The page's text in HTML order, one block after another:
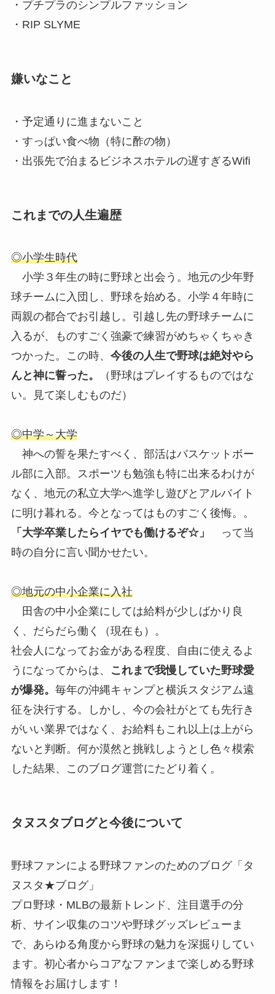
・プチプラのシンプルファッション
・RIP SLYME
嫌いなこと
・予定通りに進まないこと
・すっぱい食べ物（特に酢の物）
・出張先で泊まるビジネスホテルの遅すぎるWifi
これまでの人生遍歴
◎小学生時代
小学３年生の時に野球と出会う。地元の少年野
球チームに入団し、野球を始める。小学４年時に
両親の都合でお引越し。引越し先の野球チームに
入るが、ものすごく強豪で練習がめちゃくちゃき
つかった。この時、 今後の人生で野球は絶対やら
んと神に誓った。
（野球はプレイするものではな
い。見て楽しむものだ）
◎中学～大学
神への誓を果たすべく、部活はバスケットボー
ル部に入部。スポーツも勉強も特に出来るわけが
なく、地元の私立大学へ進学し遊びとアルバイト
に明け暮れる。今となってはものすごく後悔。。
「大学卒業したらイヤでも働けるぞ☆」
って当
時の自分に言い聞かせたい。
◎地元の中小企業に入社
田舎の中小企業にしては給料が少しばかり良
く、だらだら働く（現在も）。
社会人になってお金がある程度、自由に使えるよ
うになってからは、
これまで我慢していた野球愛
が爆発。 毎年の沖縄キャンプと横浜スタジアム遠
征を決行する。しかし、今の会社がとても先行き
がいい業界ではなく、お給料もこれ以上は上がら
ないと判断。何か漠然と挑戦しようとし色々模索
した結果、このブログ運営にたどり着く。
タヌスタブログと今後について
野球ファンによる野球ファンのためのブログ「タ
ヌスタ★ブログ」
プロ野球・MLBの最新トレンド、注目選手の分
析、サイン収集のコツや野球グッズレビューま
で、あらゆる角度から野球の魅力を深掘りしてい
ます。初心者からコアなファンまで楽しめる野球
情報をお届けします！